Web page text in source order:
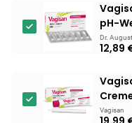
Gesundheit
Linola
12,28 €
pH-
Dr.
12,89
Vagisan